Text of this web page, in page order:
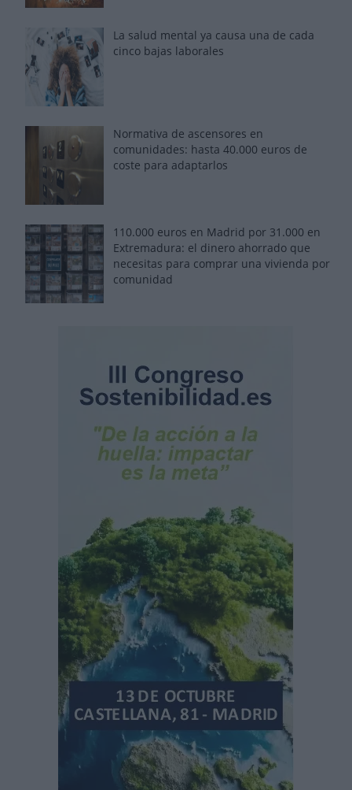
La salud mental ya causa una de cada
cinco bajas laborales
Normativa de ascensores en
comunidades: hasta 40.000 euros de
coste para adaptarlos
110.000 euros en Madrid por 31.000 en
Extremadura: el dinero ahorrado que
necesitas para comprar una vivienda por
comunidad